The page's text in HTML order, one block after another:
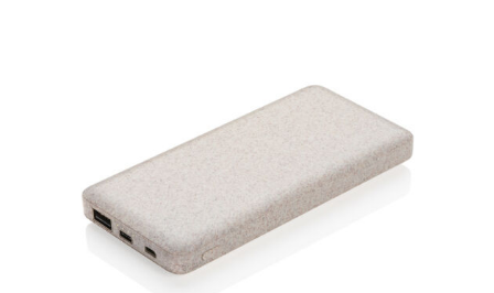
Outdoor en vrije tijd
Gereedschap en veiligheid